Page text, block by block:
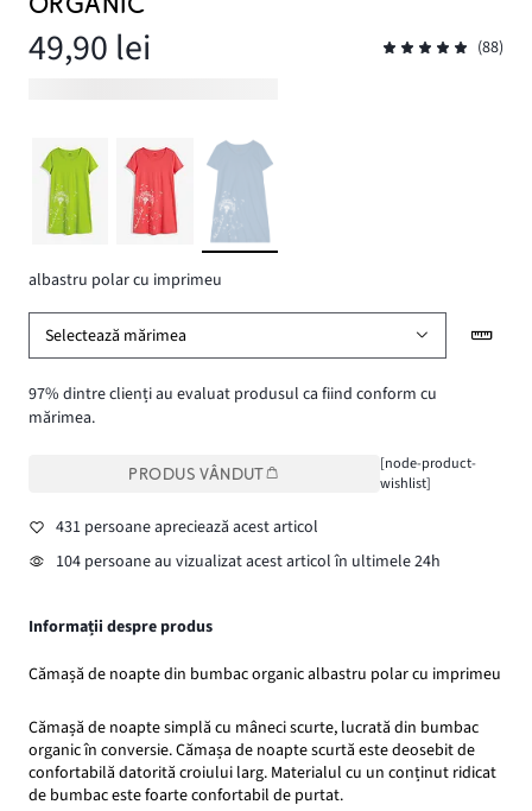
49,90 lei (88)
albastru polar cu imprimeu
Selectează mărimea
97% dintre clienți au evaluat produsul ca fiind conform cu
mărimea.
PRODUS VÂNDUT
[node-product-
wishlist]
431 persoane apreciează acest articol
104 persoane au vizualizat acest articol în ultimele 24h
Informații despre produs
Cămașă de noapte din bumbac organic albastru polar cu imprimeu
Cămașă de noapte simplă cu mâneci scurte, lucrată din bumbac
organic în conversie. Cămașa de noapte scurtă este deosebit de
confortabilă datorită croiului larg. Materialul cu un conținut ridicat
de bumbac este foarte confortabil de purtat.